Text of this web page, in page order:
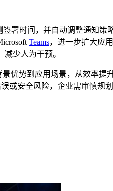
署时间，并自动调整通知策
Teams，进一步扩大应
少人为干预。
优势到应用场景，从效率
安全风险，企业需审慎规